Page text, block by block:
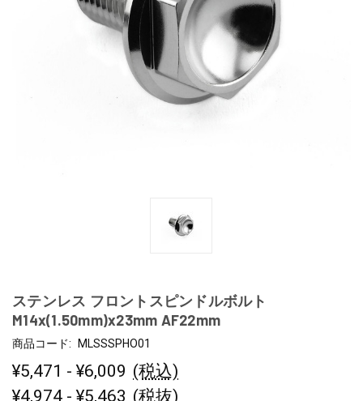
ステンレス フロントスピンドルボルト
M14x(1.50mm)x23mm AF22mm
商品コード: MLSSSPHO01
¥5,471 - ¥6,009 (税込)
¥4,974 - ¥5,463 (税抜)